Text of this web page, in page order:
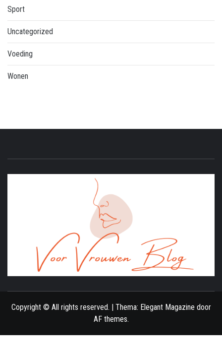
Sport
Uncategorized
Voeding
Wonen
Copyright © All rights reserved. | Thema: Elegant Magazine door
AF themes.